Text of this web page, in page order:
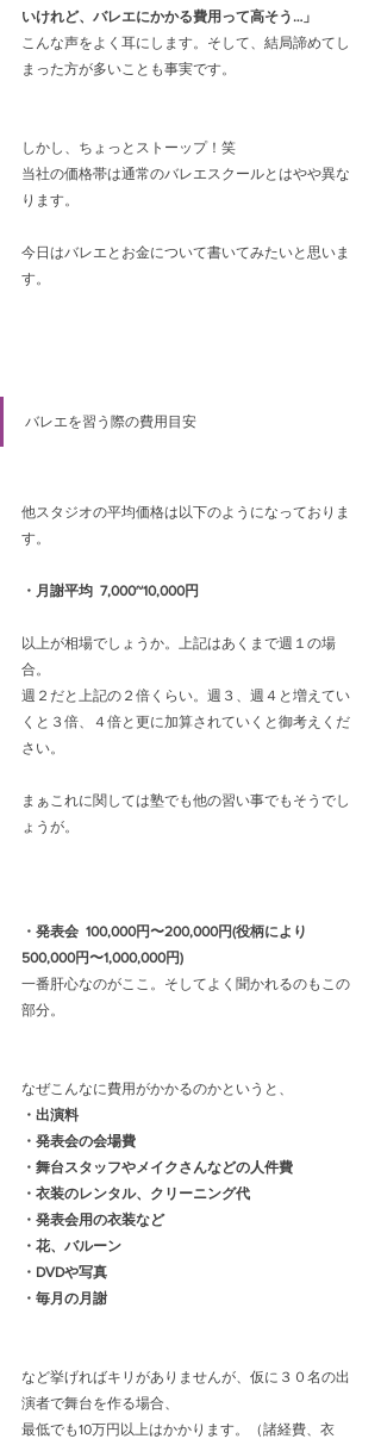
いけれど、バレエにかかる費用って高そう…」
こんな声をよく耳にします。そして、結局諦めてし
まった方が多いことも事実です。
しかし、ちょっとストーップ！笑
当社の価格帯は通常のバレエスクールとはやや異な
ります。
今日はバレエとお金について書いてみたいと思いま
す。
バレエを習う際の費用目安
他スタジオの平均価格は以下のようになっておりま
す。
・月謝平均  7,000~10,000円
以上が相場でしょうか。上記はあくまで週１の場
合。
週２だと上記の２倍くらい。週３、週４と増えてい
くと３倍、４倍と更に加算されていくと御考えくだ
さい。
まぁこれに関しては塾でも他の習い事でもそうでし
ょうが。
・発表会  100,000円〜200,000円(役柄により
500,000円〜1,000,000円)
一番肝心なのがここ。そしてよく聞かれるのもこの
部分。
なぜこんなに費用がかかるのかというと、
・出演料
・発表会の会場費
・舞台スタッフやメイクさんなどの人件費
・衣装のレンタル、クリーニング代
・発表会用の衣装など
・花、バルーン
・DVDや写真
・毎月の月謝
など挙げればキリがありませんが、仮に３０名の出
演者で舞台を作る場合、
最低でも10万円以上はかかります。（諸経費、衣